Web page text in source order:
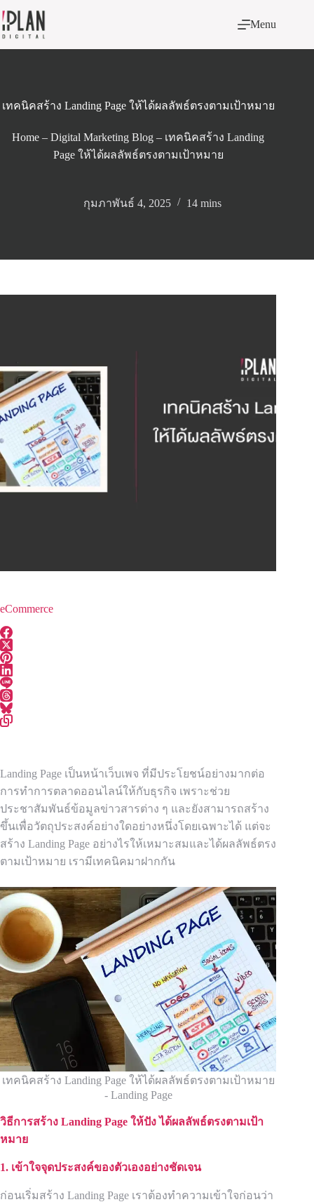
to
content
Menu
เทคนิคสร้าง Landing Page ให้ได้ผลลัพธ์ตรงตามเป้าหมาย
Home –Digital Marketing Blog – เทคนิคสร้าง Landing
Page ให้ได้ผลลัพธ์ตรงตามเป้าหมาย
กุมภาพันธ์ 4, 2025 14 mins
eCommerce
Landing Page เป็นหน้าเว็บเพจ ที่มีประโยชน์อย่างมากต่อ
การทำการตลาดออนไลน์ให้กับธุรกิจ เพราะช่วย
ประชาสัมพันธ์ข้อมูลข่าวสารต่าง ๆ และยังสามารถสร้าง
ขึ้นเพื่อวัตถุประสงค์อย่างใดอย่างหนึ่งโดยเฉพาะได้ แต่จะ
สร้าง Landing Page อย่างไรให้เหมาะสมและได้ผลลัพธ์ตรง
ตามเป้าหมาย เรามีเทคนิคมาฝากกัน
เทคนิคสร้าง Landing Page ให้ได้ผลลัพธ์ตรงตามเป้าหมาย
- Landing Page
วิธีการสร้าง Landing Page ให้ปัง ได้ผลลัพธ์ตรงตามเป้า
หมาย
1. เข้าใจจุดประสงค์ของตัวเองอย่างชัดเจน
ก่อนเริ่มสร้าง Landing Page เราต้องทำความเข้าใจก่อนว่า